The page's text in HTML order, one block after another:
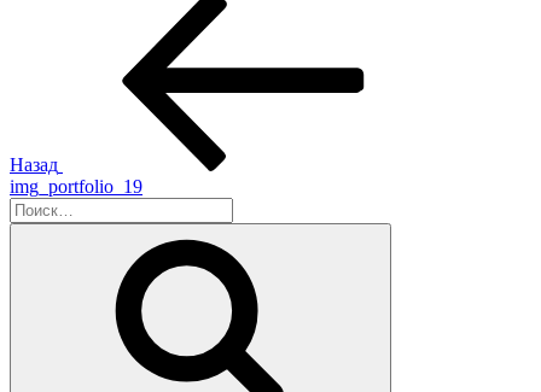
Назад
img_portfolio_19
Искать: